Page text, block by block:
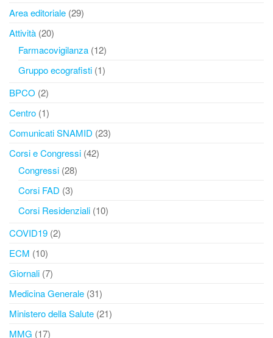
Area editoriale (29)
Attività (20)
Farmacovigilanza (12)
Gruppo ecografisti (1)
BPCO (2)
Centro (1)
Comunicati SNAMID (23)
Corsi e Congressi (42)
Congressi (28)
Corsi FAD (3)
Corsi Residenziali (10)
COVID19 (2)
ECM (10)
Giornali (7)
Medicina Generale (31)
Ministero della Salute (21)
MMG (17)